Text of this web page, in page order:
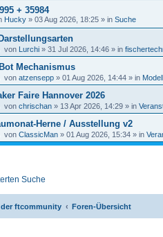
+ 35984
Hucky » 03 Aug 2026, 18:25 » in Suche
von Lurchi » 31 Jul 2026, 14:46 » in
Mechanismus
von atzensepp » 01 Aug 2026, 14:44 » in
Faire Hannover 2026
von chrischan » 13 Apr 2026, 14:29 » in
Herne / Ausstellung v2
von ClassicMan » 01 Aug 2026, 15:34 » in
Suche
der ftcommunity Foren-Übersicht